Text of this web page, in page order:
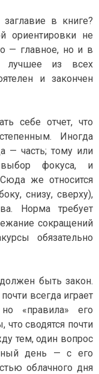
в книге?
ориентировки не
— главное, но и в
лучшее из всех
и закончен
себе отчет, что
Иногда
— часть; тому или
фокуса, и
же относится
снизу, сверху),
Норма требует
сокращений
обязательно
быть закон.
всегда играет
«правила» его
что сводятся почти
тем, один вопрос
день — с его
облачного дня